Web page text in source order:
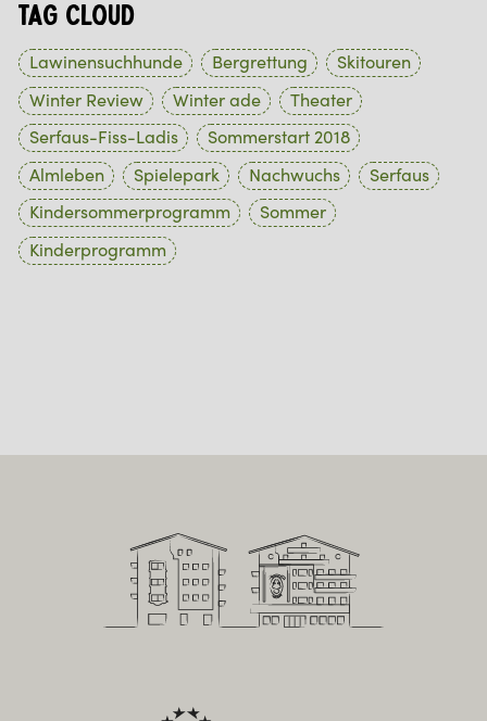
Tag Cloud
Lawinensuchhunde Bergrettung
Skitouren
Winter Review
Winter ade
Theater
Serfaus-Fiss-Ladis
Sommerstart 2018
Almleben
Spielepark Nachwuchs
Serfaus
Kindersommerprogramm
Sommer
Kinderprogramm